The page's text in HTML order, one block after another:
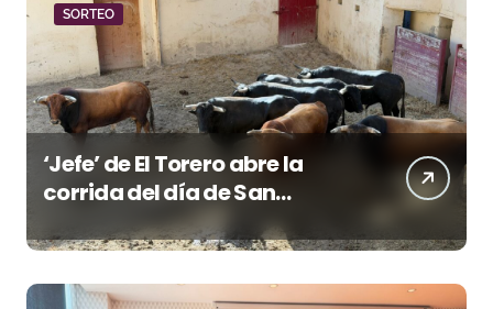
SORTEO
‘Jefe’ de El Torero abre la
corrida del día de San
Lorenzo en Huesca